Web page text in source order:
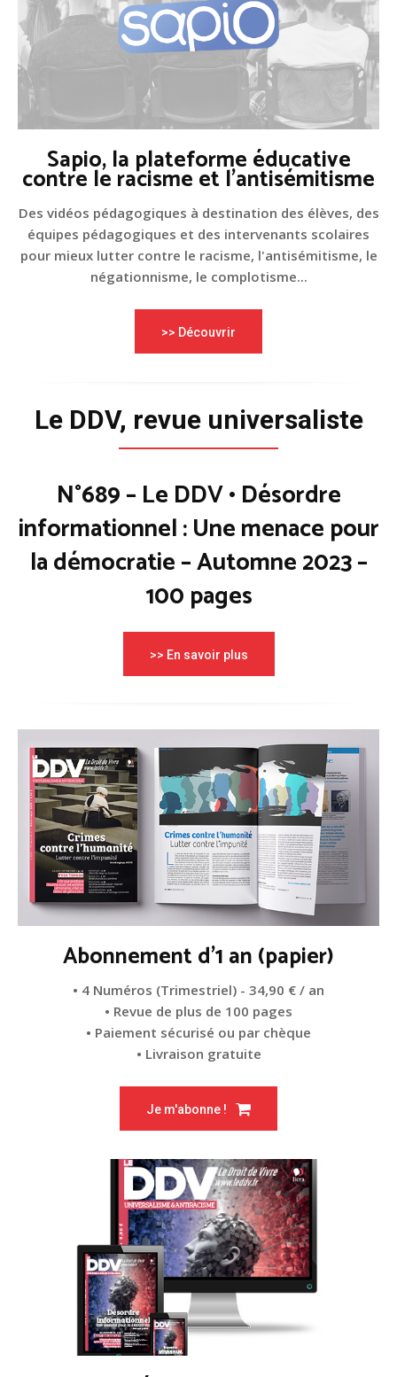
Sapio, la plateforme éducative
contre le racisme et l'antisémitisme
Des vidéos pédagogiques à destination des élèves, des
équipes pédagogiques et des intervenants scolaires
pour mieux lutter contre le racisme, l'antisémitisme, le
négationnisme, le complotisme...
>> Découvrir
Le DDV, revue universaliste
N°689 – Le DDV • Désordre
informationnel : Une menace pour
la démocratie – Automne 2023 –
100 pages
>> En savoir plus
Abonnement d'1 an (papier)
• 4 Numéros (Trimestriel) - 34,90 € / an
• Revue de plus de 100 pages
• Paiement sécurisé ou par chèque
• Livraison gratuite
Je m'abonne !